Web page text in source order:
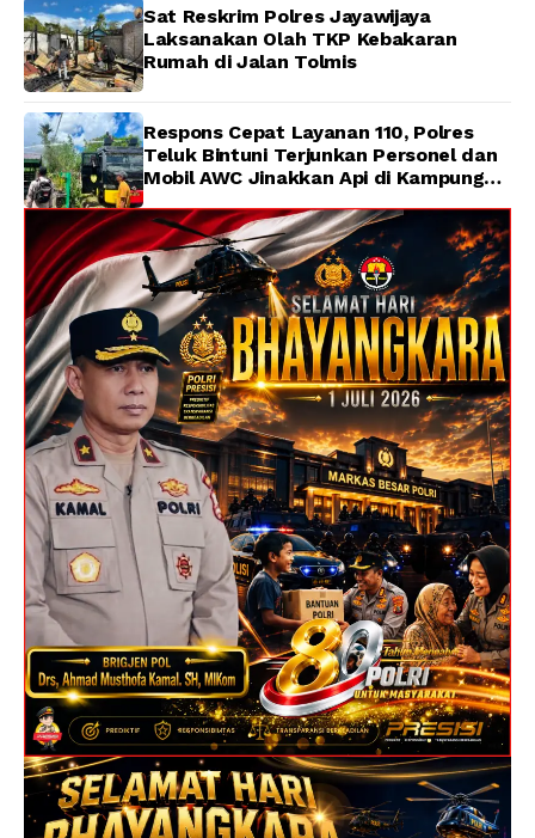
Sat Reskrim Polres Jayawijaya
Laksanakan Olah TKP Kebakaran
Rumah di Jalan Tolmis
Respons Cepat Layanan 110, Polres
Teluk Bintuni Terjunkan Personel dan
Mobil AWC Jinakkan Api di Kampung